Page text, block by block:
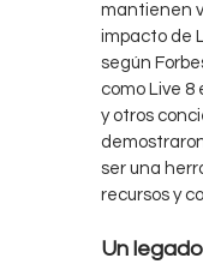
mantienen
impacto de
según
como Live 8
y otros
ser una
recursos y
Un